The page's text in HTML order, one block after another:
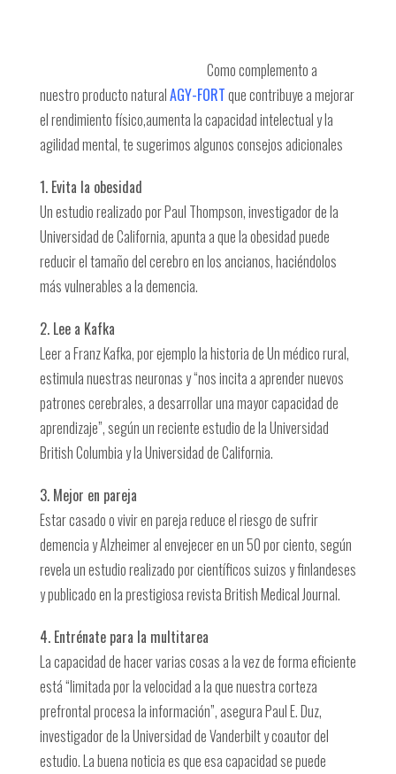
Como complemento a
nuestro producto naturalAGY-FORTque contribuye a mejorar
el rendimiento físico,aumenta la capacidad intelectual y la
agilidad mental, te sugerimos algunos consejos adicionales
1. Evita la obesidad
Un estudio realizado por Paul Thompson, investigador de la
Universidad de California, apunta a que la obesidad puede
reducir el tamaño del cerebro en los ancianos, haciéndolos
más vulnerables a la demencia.
2. Lee a Kafka
Leer a Franz Kafka, por ejemplo la historia de Un médico rural,
estimula nuestras neuronas y “nos incita a aprender nuevos
patrones cerebrales, a desarrollar una mayor capacidad de
aprendizaje”, según un reciente estudio de la Universidad
British Columbia y la Universidad de California.
3. Mejor en pareja
Estar casado o vivir en pareja reduce el riesgo de sufrir
demencia y Alzheimer al envejecer en un 50 por ciento, según
revela un estudio realizado por científicos suizos y finlandeses
y publicado en la prestigiosa revista British Medical Journal.
4. Entrénate para la multitarea
La capacidad de hacer varias cosas a la vez de forma eficiente
está “limitada por la velocidad a la que nuestra corteza
prefrontal procesa la información”, asegura Paul E. Duz,
investigador de la Universidad de Vanderbilt y coautor del
estudio. La buena noticia es que esa capacidad se puede